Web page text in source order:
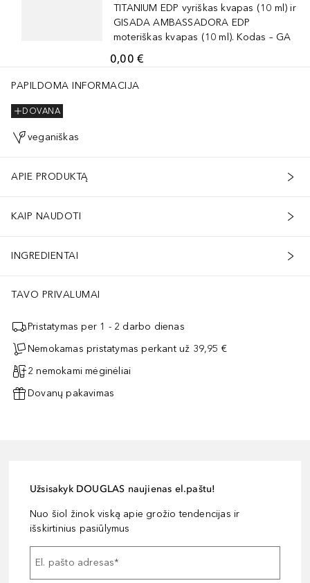
TITANIUM EDP vyriškas kvapas (10 ml) ir
GISADA AMBASSADORA EDP
moteriškas kvapas (10 ml). Kodas – GA
0,00 €
PAPILDOMA INFORMACIJA
DOVANA
veganiškas
APIE PRODUKTĄ
KAIP NAUDOTI
INGREDIENTAI
TAVO PRIVALUMAI
Pristatymas per 1 - 2 darbo dienas
Nemokamas pristatymas perkant už 39,95 €
2 nemokami mėginėliai
Dovanų pakavimas
Užsisakyk DOUGLAS naujienas el.paštu!
Nuo šiol žinok viską apie grožio tendencijas ir
išskirtinius pasiūlymus
El. pašto adresas*